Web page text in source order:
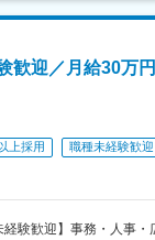
歓迎／月給30万
上採用
職種未経験歓迎
経験歓迎】事務・人事